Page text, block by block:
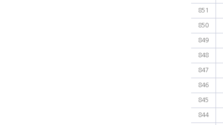
851
850
849
848
847
846
845
844